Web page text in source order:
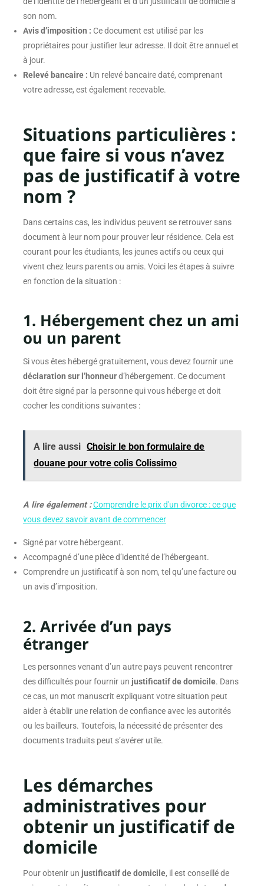
son nom.
Avis d’imposition : Ce document est utilisé par les
propriétaires pour justifier leur adresse. Il doit être annuel et
à jour.
Relevé bancaire : Un relevé bancaire daté, comprenant
votre adresse, est également recevable.
Situations particulières :
que faire si vous n’avez
pas de justificatif à votre
nom ?
Dans certains cas, les individus peuvent se retrouver sans
document à leur nom pour prouver leur résidence. Cela est
courant pour les étudiants, les jeunes actifs ou ceux qui
vivent chez leurs parents ou amis. Voici les étapes à suivre
en fonction de la situation :
1. Hébergement chez un ami
ou un parent
Si vous êtes hébergé gratuitement, vous devez fournir une
déclaration sur l’honneurd’hébergement. Ce document
doit être signé par la personne qui vous héberge et doit
cocher les conditions suivantes :
A lire aussi Choisir le bon formulaire de
douane pour votre colis Colissimo
A lire également :Comprendre le prix d'un divorce : ce que
vous devez savoir avant de commencer
Signé par votre hébergeant.
Accompagné d’une pièce d’identité de l’hébergeant.
Comprendre un justificatif à son nom, tel qu’une facture ou
un avis d’imposition.
2. Arrivée d’un pays
étranger
Les personnes venant d’un autre pays peuvent rencontrer
des difficultés pour fournir un justificatif de domicile. Dans
ce cas, un mot manuscrit expliquant votre situation peut
aider à établir une relation de confiance avec les autorités
ou les bailleurs. Toutefois, la nécessité de présenter des
documents traduits peut s’avérer utile.
Les démarches
administratives pour
obtenir un justificatif de
domicile
Pour obtenir un justificatif de domicile, il est conseillé de